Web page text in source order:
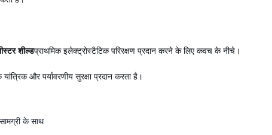
शील्डप्राथमिक इलेक्ट्रोस्टैटिक परिरक्षण प्रदान करने के लिए कवच के नीचे।
और पर्यावरणीय सुरक्षा प्रदान करता है।
के साथ